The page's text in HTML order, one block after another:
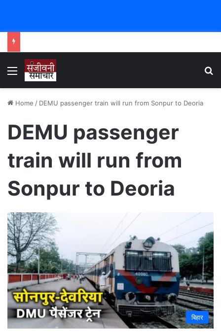
Menu
Home / DEMU passenger train will run from Sonpur to Deoria
DEMU passenger
train will run from
Sonpur to Deoria
बिहार